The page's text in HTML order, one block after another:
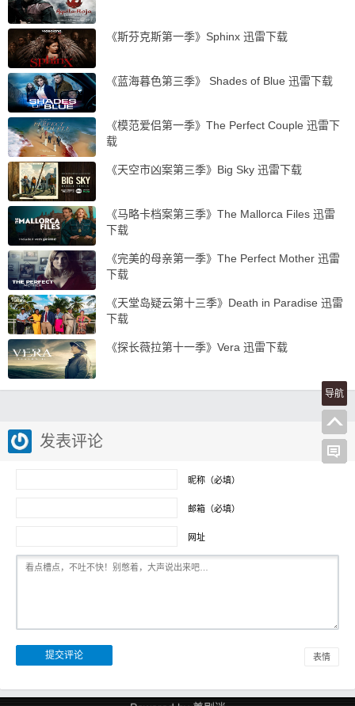
《斯芬克斯第一季》Sphinx 迅雷下载
《蓝海暮色第三季》 Shades of Blue 迅雷下载
《模范爱侣第一季》The Perfect Couple 迅雷下
载
《天空市凶案第三季》Big Sky 迅雷下载
《马略卡档案第三季》The Mallorca Files 迅雷
下载
《完美的母亲第一季》The Perfect Mother 迅雷
下载
《天堂岛疑云第十三季》Death in Paradise 迅雷
下载
《探长薇拉第十一季》Vera 迅雷下载
发表评论
昵称（必填）
邮箱（必填）
网址
表情
导航